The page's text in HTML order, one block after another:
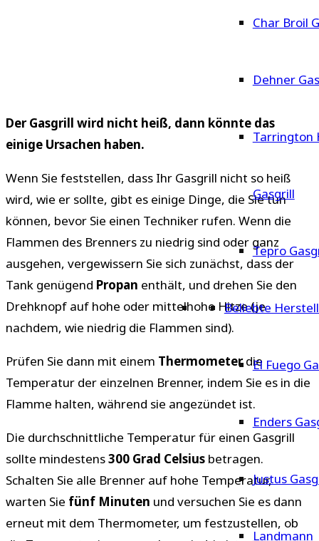
Char Broil
Dehner
Tarrington
Gasgrill
Tepro
Beliebte
El Fuego
Enders
Justus
Landmann
Der Gasgrill wird nicht heiß, dann könnte das
einige Ursachen haben.
Wenn Sie feststellen, dass Ihr Gasgrill nicht so heiß
wird, wie er sollte, gibt es einige Dinge, die Sie tun
können, bevor Sie einen Techniker rufen. Wenn die
Flammen des Brenners zu niedrig sind oder ganz
ausgehen, vergewissern Sie sich zunächst, dass der
Tank genügend Propan enthält, und drehen Sie den
Drehknopf auf hohe oder mittelhohe Hitze (je
nachdem, wie niedrig die Flammen sind).
Prüfen Sie dann mit einem Thermometerdie
Temperatur der einzelnen Brenner, indem Sie es in die
Flamme halten, während sie angezündet ist.
Die durchschnittliche Temperatur für einen Gasgrill
sollte mindestens300 Grad Celsius betragen.
Schalten Sie alle Brenner auf hohe Temperatur,
warten Sie fünf Minuten und versuchen Sie es dann
erneut mit dem Thermometer, um festzustellen, ob